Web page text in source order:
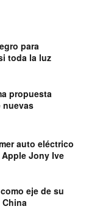
para
toda la luz
propuesta
nuevas
auto eléctrico
Jony Ive
eje de su